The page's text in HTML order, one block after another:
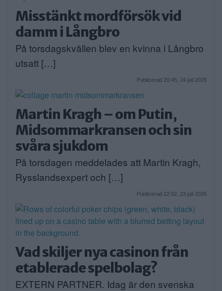
Misstänkt mordförsök vid
damm i Långbro
På torsdagskvällen blev en kvinna i Långbro
utsatt […]
Publicerad 20:45, 24 juli 2026
Martin Kragh – om Putin,
Midsommarkransen och sin
svåra sjukdom
På torsdagen meddelades att Martin Kragh,
Rysslandsexpert och […]
Publicerad 22:02, 23 juli 2026
Vad skiljer nya casinon från
etablerade spelbolag?
EXTERN PARTNER. Idag är den svenska